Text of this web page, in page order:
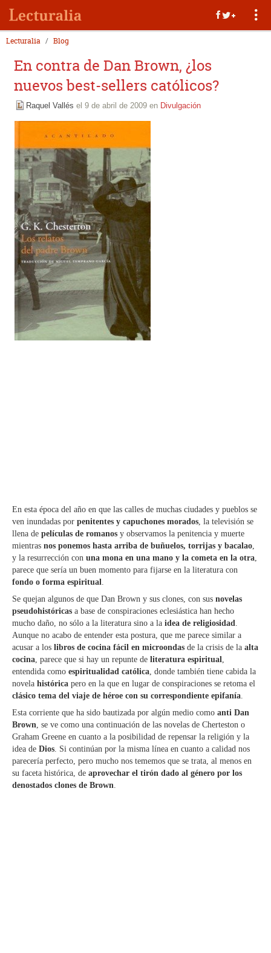
Lecturalia Blog
En contra de Dan Brown, ¿los
nuevos best-sellers católicos?
Raquel Vallés el 9 de abril de 2009 en Divulgación
En esta época del año en que las calles de muchas ciudades y pueblos se
ven inundadas por penitentes y capuchones morados, la televisión se
llena de películas de romanos y observamos la penitencia y muerte
mientras nos ponemos hasta arriba de buñuelos, torrijas y bacalao,
y la resurrección con una mona en una mano y la cometa en la otra,
parece que sería un buen momento para fijarse en la literatura con
fondo o forma espiritual.
Se quejan algunos de que Dan Brown y sus clones, con sus novelas
pseudohistóricas a base de conspiraciones eclesiástica han hecho
mucho daño, no sólo a la literatura sino a la idea de religiosidad.
Aunque no acabo de entender esta postura, que me parece similar a
acusar a los libros de cocina fácil en microondas de la crisis de la alta
cocina, parece que si hay un repunte de literatura espiritual,
entendida como espiritualidad católica, donde también tiene cabida la
novela histórica pero en la que en lugar de conspiraciones se retoma el
clásico tema del viaje de héroe con su correspondiente epifanía.
Esta corriente que ha sido bautizada por algún medio como anti Dan
Brown, se ve como una continuación de las novelas de Cherteston o
Graham Greene en cuanto a la posibilidad de repensar la religión y la
idea de Dios. Si continúan por la misma línea en cuanto a calidad nos
parecería perfecto, pero mucho nos tememos que se trata, al menos en
su faceta histórica, de aprovechar el tirón dado al género por los
denostados clones de Brown.